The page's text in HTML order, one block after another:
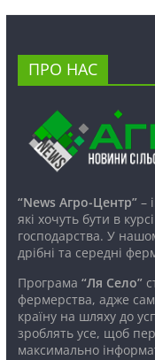
ПРО НАС
“News Агро-Центр”–
які хочуть бути в
господарства. У
дрібні та середні
Програма “Ля Село”
фермерства, адже
країну на шляху до
зроблять усе, щоб
максимально